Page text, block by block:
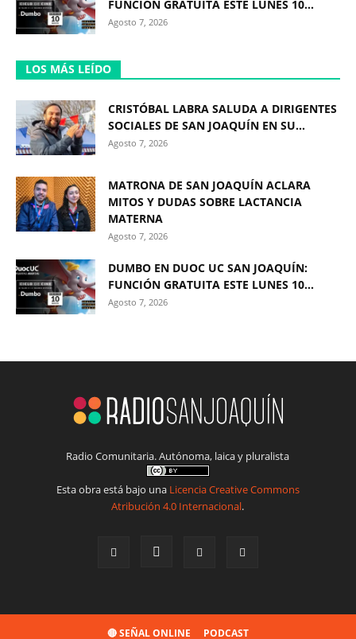
FUNCIÓN GRATUITA ESTE LUNES 10...
Agosto 7, 2026
LOS MÁS LEÍDO
CRISTÓBAL LABRA SALUDA A DIRIGENTES
SOCIALES DE SAN JOAQUÍN EN SU...
Agosto 7, 2026
MATRONA DE SAN JOAQUÍN ACLARA
MITOS Y DUDAS SOBRE LACTANCIA
MATERNA
Agosto 7, 2026
DUMBO EN DUOC UC SAN JOAQUÍN:
FUNCIÓN GRATUITA ESTE LUNES 10...
Agosto 7, 2026
Radio Comunitaria. Autónoma, laica y pluralista
Esta obra está bajo una Licencia Creative Commons
Atribución 4.0 Internacional.
🔴 SEÑAL ONLINE PODCAST